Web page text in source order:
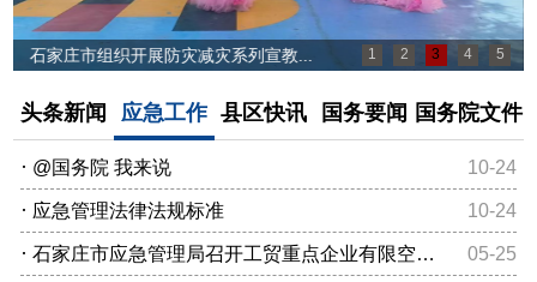
头条新闻 应急工作 县区快讯 国务要闻 国务院文件
· @国务院 我来说 10-24
· 应急管理法律法规标准 10-24
· 石家庄市应急管理局召开工贸重点企业有限空间作业省级专家指导服务讲评反馈会 05-25
石家庄市组织开展防灾减灾系列宣教... 1 2 3 4 5